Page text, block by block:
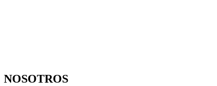
NOSOTROS